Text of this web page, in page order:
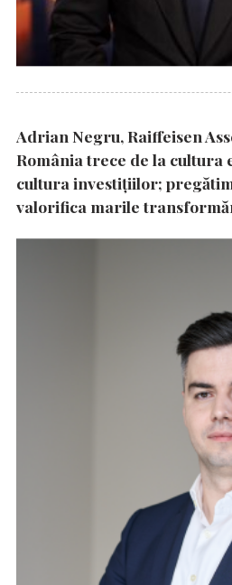
Adrian Negru, Raiffeisen
România trece de la cultura
cultura investițiilor;
valorifica marile